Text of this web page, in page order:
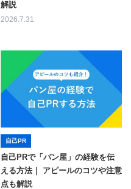
解説
2026.7.31
自己PR
自己PRで「パン屋」の経験を伝
える方法｜ アピールのコツや注意
点も解説